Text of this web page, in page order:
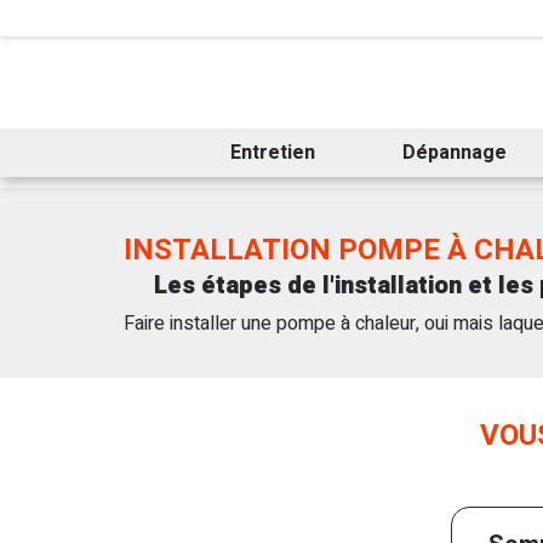
Entretien Dépannage
INSTALLATION POMPE À
Les étapes de l'installation et
Faire installer une pompe à chaleur, oui mais
compétitif. Nos chauffagistes certifiés RGE
Optez pour l’expertise Garanka pour un confort